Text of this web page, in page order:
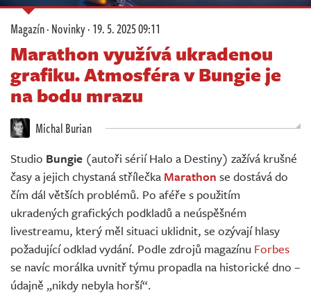
Soutěže
Databáze
Komunita
Živě
Magazín·Novinky·19. 5. 2025 09:11
Marathon využívá ukradenou
grafiku. Atmosféra v Bungie je
na bodu mrazu
Michal Burian
Studio Bungie (autoři sérií Halo a Destiny) zažívá krušné
časy a jejich chystaná střílečka Marathon se dostává do
čím dál větších problémů. Po aféře s použitím
ukradených grafických podkladů a neúspěšném
livestreamu, který měl situaci uklidnit, se ozývají hlasy
požadující odklad vydání. Podle zdrojů magazínu Forbes
se navíc morálka uvnitř týmu propadla na historické dno –
údajně „nikdy nebyla horší“.